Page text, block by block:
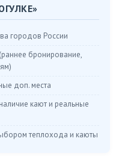
городов России
бронирование,
доп. места
кают и реальные
теплохода и каюты